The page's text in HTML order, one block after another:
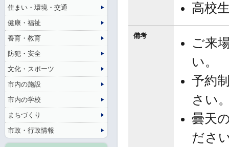
高校
備考
ご来
い。
予約
さい
曇天
ださ
住まい・環境・交通
健康・福祉
養育・教育
防犯・安全
文化・スポーツ
市内の施設
市内の学校
まちづくり
市政・行政情報